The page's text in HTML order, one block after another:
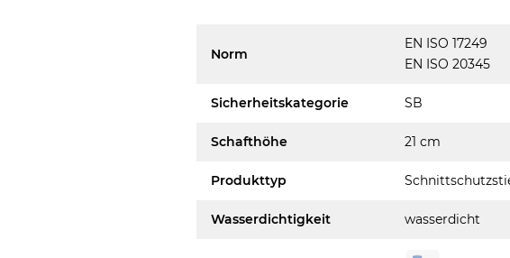
Norm
EN ISO 17249
EN ISO 20345
Sicherheitskategorie SB
Schafthöhe 21 cm
Produkttyp
Wasserdichtigkeit wasserdicht